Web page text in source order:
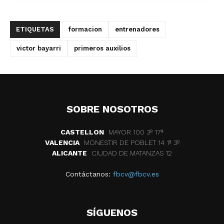
ETIQUETAS formacion entrenadores
victor bayarri primeros auxilios
SOBRE NOSOTROS
CASTELLON
MAYOR 100 3º 17ª
VALENCIA
MONESTIR DE POBLET 14 1ª 3º
ALICANTE
CIUDAD DE MATANZAS 12
Contáctanos: fbcv@fbcv.es
SÍGUENOS